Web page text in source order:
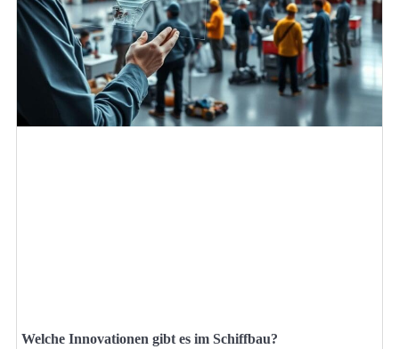
Welche Innovationen gibt es im Schiffbau?